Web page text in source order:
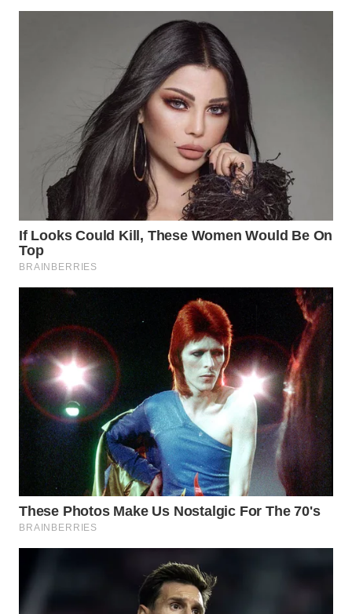
TANGERANG
WN
BINJAI
WN
CIREBON
INDRAMAYU
WN
KUNINGAN
WN
MAJALENGKA
WN
SUBANG
WN
SUKABUMI